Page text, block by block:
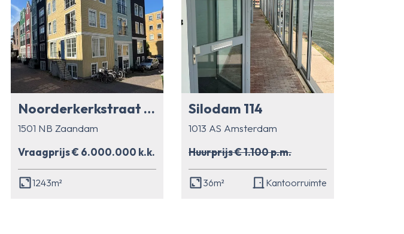
Noorderkerkstraat 1 A
1501 NB Zaandam
Vraagprijs € 6.000.000 k.k.
1243m²
Silodam 114
1013 AS Amsterdam
Huurprijs € 1.100 p.m.
36m² Kantoorruimte